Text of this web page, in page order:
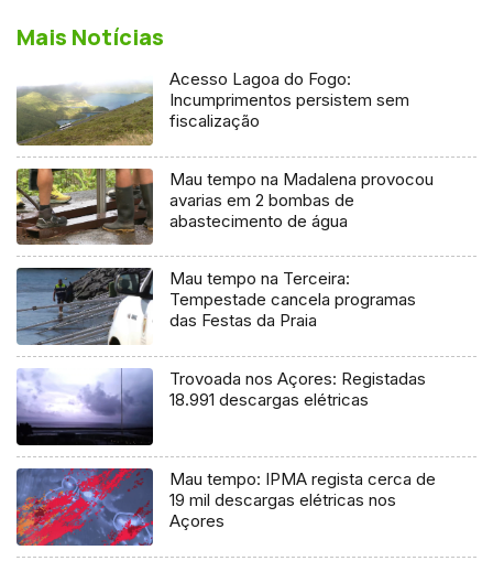
Mais Notícias
Acesso Lagoa do Fogo:
Incumprimentos persistem sem
fiscalização
Mau tempo na Madalena provocou
avarias em 2 bombas de
abastecimento de água
Mau tempo na Terceira:
Tempestade cancela programas
das Festas da Praia
Trovoada nos Açores: Registadas
18.991 descargas elétricas
Mau tempo: IPMA regista cerca de
19 mil descargas elétricas nos
Açores